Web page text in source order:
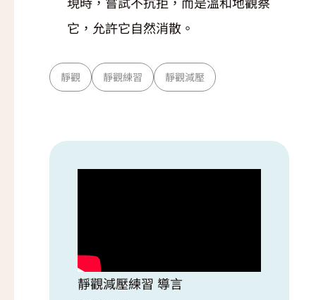
它，允許它自然消散。
靜觀 靜觀練習 靜觀減壓
靜觀減壓練習 導言